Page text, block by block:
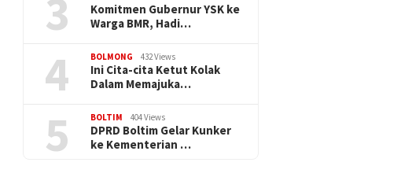
3
Komitmen Gubernur YSK ke
Warga BMR, Hadi…
4 BOLMONG 432 Views
Ini Cita-cita Ketut Kolak
Dalam Memajuka…
5 BOLTIM 404 Views
DPRD Boltim Gelar Kunker
ke Kementerian …